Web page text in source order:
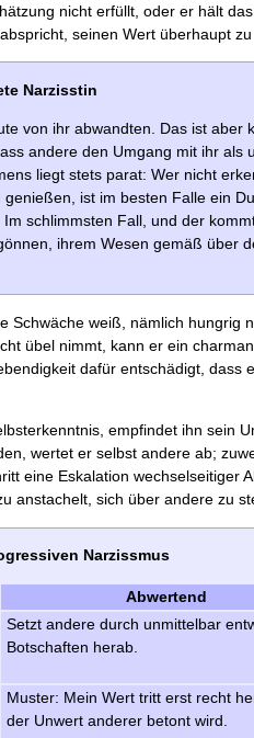
nicht erfüllt, oder er hält das
seinen Wert überhaupt zu
Narzisstin
von ihr abwandten. Das ist aber
andere den Umgang mit ihr als
liegt stets parat: Wer nicht
ist im besten Falle ein
schlimmsten Fall, und der
ihrem Wesen ge­mäß über
Schwäche weiß, nämlich hungrig
übel nimmt, kann er ein
dafür entschädigt, dass
empfindet ihn sein
wertet er selbst andere ab;
eine Eskalation wechselseitiger
anstachelt, sich über andere zu
Narzissmus
Abwertend
Setzt andere durch unmittelbar
Botschaften herab.
Muster: Mein Wert tritt erst recht
der Unwert anderer betont wird.